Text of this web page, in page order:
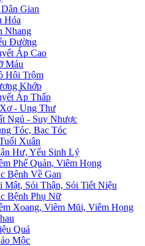
Gian
Hóa
Nhang
Đường
Áp Cao
Máu
Hôi Trộm
Khớp
Áp Thấp
- Ung Thư
Ngủ - Suy Nhược
Tóc, Bạc Tóc
Xuân
Hư, Yếu Sinh Lý
Phế Quản, Viêm Họng
Bệnh Về Gan
Sỏi Thận, Sỏi Tiết Niệu
Bệnh Phụ Nữ
Xoang, Viêm Mũi, Viêm Họng
Quả
Mộc